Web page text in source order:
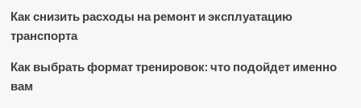
Как снизить расходы на ремонт и эксплуатацию
транспорта
Как выбрать формат тренировок: что подойдет именно
вам